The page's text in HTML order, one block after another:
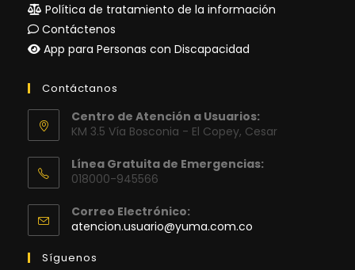
Política de tratamiento de la información
Contáctenos
App para Personas con Discapacidad
Contáctanos
Centro de Atención a Usuarios:
KM 3.5 Vía Bosconia - El Copey, Cesar
Línea Gratuita de Emergencias:
018000-945566
Correo Electrónico:
atencion.usuario@yuma.com.co
Síguenos